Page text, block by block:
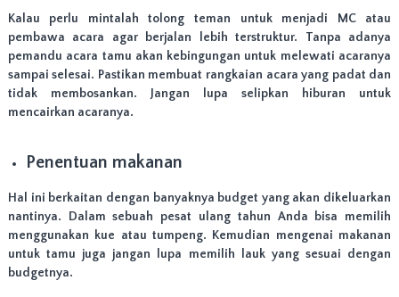
h
J
a
k
a
u
a
t
,
Kalau perlu mintalah tolong teman untuk menjadi MC atau
pembawa acara agar berjalan lebih terstruktur. Tanpa adanya
pemandu acara tamu akan kebingungan untuk melewati acaranya
sampai selesai. Pastikan membuat rangkaian acara yang padat dan
tidak membosankan. Jangan lupa selipkan hiburan untuk
mencairkan acaranya.
Penentuan makanan
Hal ini berkaitan dengan banyaknya budget yang akan dikeluarkan
nantinya. Dalam sebuah pesat ulang tahun Anda bisa memilih
menggunakan kue atau tumpeng. Kemudian mengenai makanan
untuk tamu juga jangan lupa memilih lauk yang sesuai dengan
budgetnya.